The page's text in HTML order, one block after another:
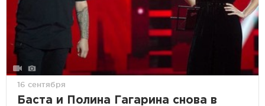
16 сентября
Баста и Полина Гагарина снова в